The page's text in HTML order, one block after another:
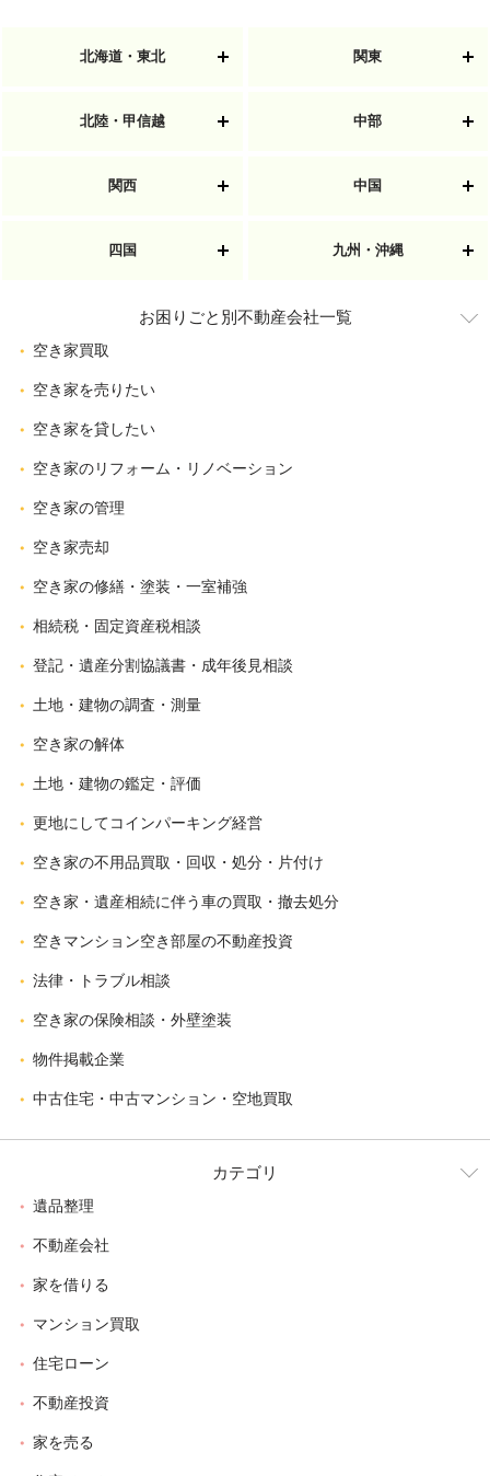
北海道・東北 関東
北陸・甲信越 中部
関西 中国
四国 九州・沖縄
お困りごと別不動産会社一覧
空き家買取
空き家を売りたい
空き家を貸したい
空き家のリフォーム・リノベーション
空き家の管理
空き家売却
空き家の修繕・塗装・一室補強
相続税・固定資産税相談
登記・遺産分割協議書・成年後見相談
土地・建物の調査・測量
空き家の解体
土地・建物の鑑定・評価
更地にしてコインパーキング経営
空き家の不用品買取・回収・処分・片付け
空き家・遺産相続に伴う車の買取・撤去処分
空きマンション空き部屋の不動産投資
法律・トラブル相談
空き家の保険相談・外壁塗装
物件掲載企業
中古住宅・中古マンション・空地買取
カテゴリ
遺品整理
不動産会社
家を借りる
マンション買取
住宅ローン
不動産投資
家を売る